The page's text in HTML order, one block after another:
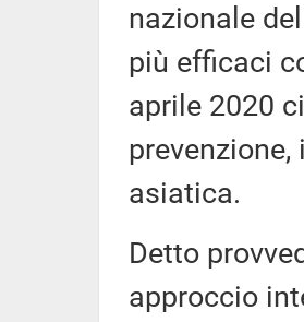
nazionale
più efficaci
aprile 2020
asiatica.
Detto
approccio